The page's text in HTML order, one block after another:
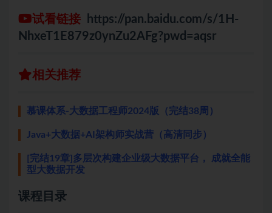
试看链接
https://pan.baidu.com/s/1H-
NhxeT1E879z0ynZu2AFg?pwd=aqsr
相关推荐
慕课体系-大数据工程师2024版（完结38周）
Java+大数据+AI架构师实战营（高清同步）
[完结19章]多层次构建企业级大数据平台， 成就全能
型大数据开发
课程目录